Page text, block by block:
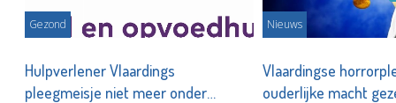
Gezond
Hulpverlener Vlaardings
pleegmeisje niet meer onder
Nieuws
Vlaardingse
ouderlijke macht